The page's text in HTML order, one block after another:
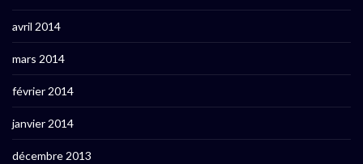
avril 2014
mars 2014
février 2014
janvier 2014
décembre 2013